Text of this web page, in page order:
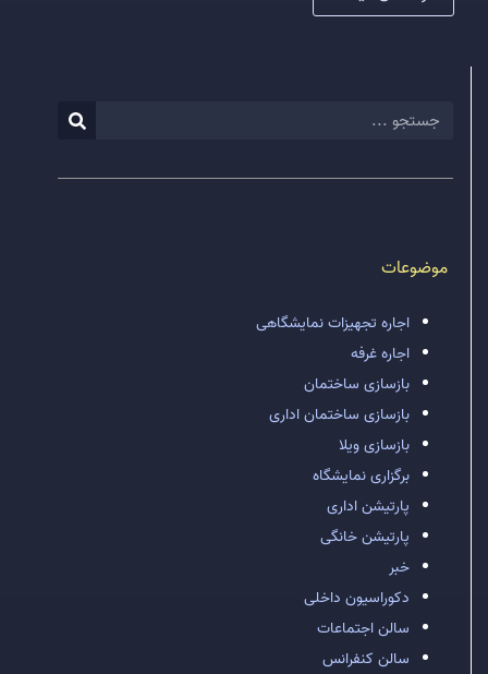
موضوعات
اجاره تجهیزات نمایشگاهی
اجاره غرفه
بازسازی ساختمان
بازسازی ساختمان اداری
بازسازی ویلا
برگزاری نمایشگاه
پارتیشن اداری
پارتیشن خانگی
خبر
دکوراسیون داخلی
سالن اجتماعات
سالن کنفرانس